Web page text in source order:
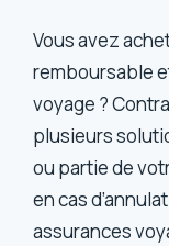
Vous avez
remboursable
voyage ?
plusieurs
ou partie de
en cas
assurances